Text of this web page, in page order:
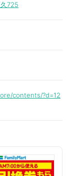
725
contents/?d=12